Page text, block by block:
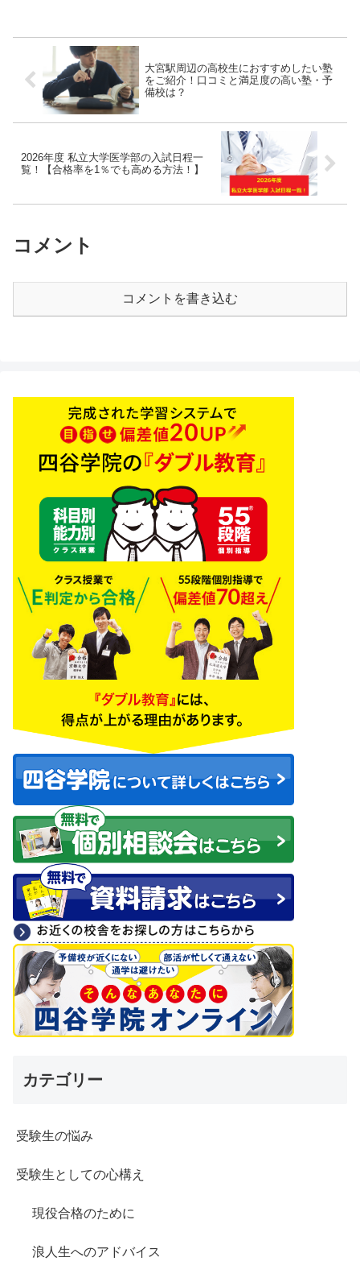
大宮駅周辺の高校生におすすめしたい塾
をご紹介！口コミと満足度の高い塾・予
備校は？
2026年度 私立大学医学部の入試日程一
覧！【合格率を1％でも高める方法！】
コメント
コメントを書き込む
カテゴリー
受験生の悩み
受験生としての心構え
現役合格のために
浪人生へのアドバイス